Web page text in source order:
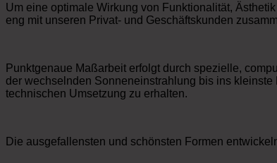
Um eine optimale Wirkung von Funktionalität,
eng mit unseren Privat- und Geschäftskunden
Punktgenaue Maßarbeit erfolgt durch spezielle,
der wechselnden Sonneneinstrahlung bis ins
technischen Umsetzung zu erhalten.
Die ausgefallensten und schönsten Formen